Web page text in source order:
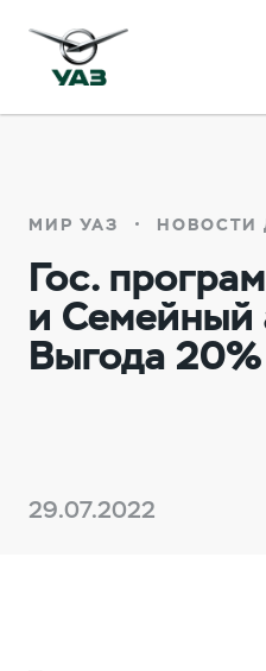
МИР УАЗ НОВОСТИ
Гос.
и Семейный
Выгода 20%
29.07.2022